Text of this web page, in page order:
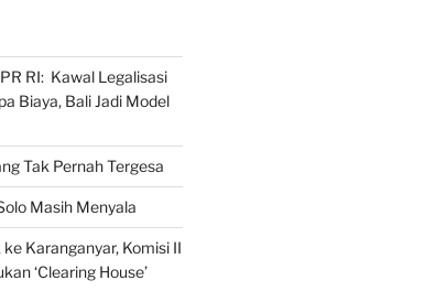
RI: Kawal Legalisasi
Biaya, Bali Jadi Model
Tak Pernah Tergesa
Masih Menyala
Karanganyar, Komisi II
‘Clearing House’